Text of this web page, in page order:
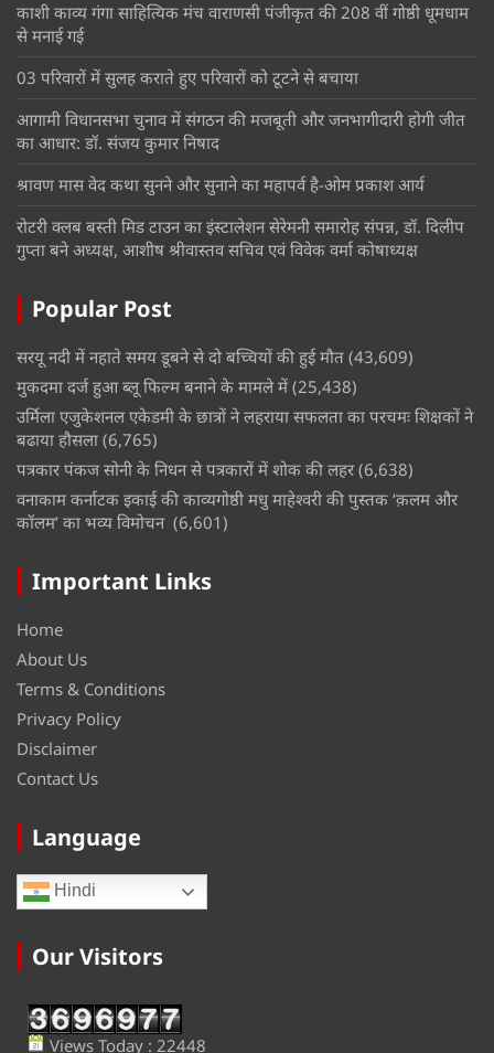
काशी काव्य गंगा साहित्यिक मंच वाराणसी पंजीकृत की 208 वीं गोष्ठी धूमधाम
से मनाई गई
03 परिवारों में सुलह कराते हुए परिवारों को टूटने से बचाया
आगामी विधानसभा चुनाव में संगठन की मजबूती और जनभागीदारी होगी जीत
का आधार: डॉ. संजय कुमार निषाद
श्रावण मास वेद कथा सुनने और सुनाने का महापर्व है-ओम प्रकाश आर्य
रोटरी क्लब बस्ती मिड टाउन का इंस्टालेशन सेरेमनी समारोह संपन्न, डॉ. दिलीप
गुप्ता बने अध्यक्ष, आशीष श्रीवास्तव सचिव एवं विवेक वर्मा कोषाध्यक्ष
Popular Post
सरयू नदी में नहाते समय डूबने से दो बच्चियों की हुई मौत (43,609)
मुकदमा दर्ज हुआ ब्लू फिल्म बनाने के मामले में (25,438)
उर्मिला एजुकेशनल एकेडमी के छात्रों ने लहराया सफलता का परचमः शिक्षकों ने
बढाया हौसला (6,765)
पत्रकार पंकज सोनी के निधन से पत्रकारों में शोक की लहर (6,638)
वनाकाम कर्नाटक इकाई की काव्यगोष्ठी मधु माहेश्वरी की पुस्तक ‘क़लम और
कॉलम’ का भव्य विमोचन (6,601)
Important Links
Home
About Us
Terms & Conditions
Privacy Policy
Disclaimer
Contact Us
Language
Hindi
Our Visitors
Views Today : 22448